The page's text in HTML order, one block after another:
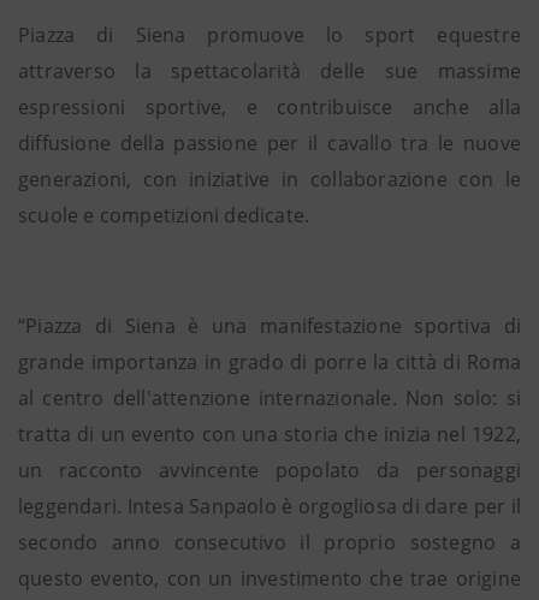
Piazza di Siena promuove lo sport equestre
attraverso la spettacolarità delle sue massime
espressioni sportive, e contribuisce anche alla
diffusione della passione per il cavallo tra le nuove
generazioni, con iniziative in collaborazione con le
scuole e competizioni dedicate.
“Piazza di Siena è una manifestazione sportiva di
grande importanza in grado di porre la città di Roma
al centro dell'attenzione internazionale. Non solo: si
tratta di un evento con una storia che inizia nel 1922,
un racconto avvincente popolato da personaggi
leggendari. Intesa Sanpaolo è orgogliosa di dare per il
secondo anno consecutivo il proprio sostegno a
questo evento, con un investimento che trae origine